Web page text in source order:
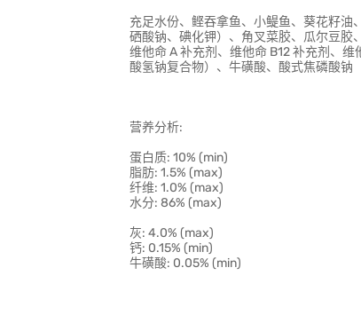
充足水份、鲣吞拿鱼、小鳀鱼、葵花籽油
硒酸钠、碘化钾）、角叉菜胶、瓜尔豆胶
维他命 A 补充剂、维他命 B12 补充剂、
酸氢钠复合物）、牛磺酸、酸式焦磷酸钠
营养分析:
蛋白质: 10% (min)
脂肪: 1.5% (max)
纤维: 1.0% (max)
水分: 86% (max)
灰: 4.0% (max)
钙: 0.15% (min)
牛磺酸: 0.05% (min)